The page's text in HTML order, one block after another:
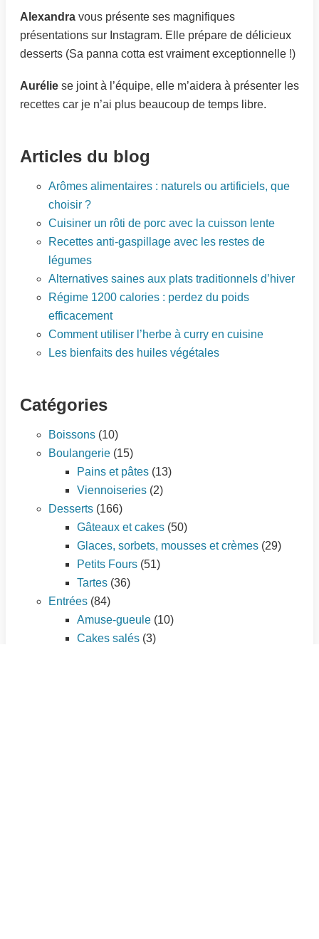
Alexandra vous présente ses magnifiques
présentations sur Instagram. Elle prépare de délicieux
desserts (Sa panna cotta est vraiment exceptionnelle !)
Aurélie se joint à l’équipe, elle m’aidera à présenter les
recettes car je n’ai plus beaucoup de temps libre.
Articles du blog
Arômes alimentaires : naturels ou artificiels, que
choisir ?
Cuisiner un rôti de porc avec la cuisson lente
Recettes anti-gaspillage avec les restes de
légumes
Alternatives saines aux plats traditionnels d’hiver
Régime 1200 calories : perdez du poids
efficacement
Comment utiliser l’herbe à curry en cuisine
Les bienfaits des huiles végétales
Catégories
Boissons (10)
Boulangerie (15)
Pains et pâtes (13)
Viennoiseries (2)
Desserts (166)
Gâteaux et cakes (50)
Glaces, sorbets, mousses et crèmes (29)
Petits Fours (51)
Tartes (36)
Entrées (84)
Amuse-gueule (10)
Cakes salés (3)